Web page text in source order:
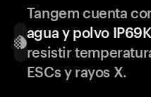
Tangem cuenta
agua y polvo IP69K
resistir
ESCs y rayos X.